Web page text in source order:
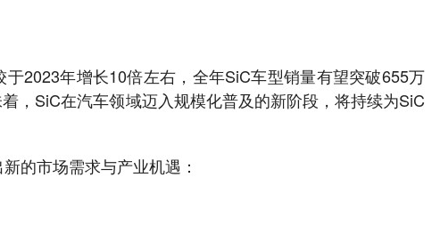
2023年增长10倍左右，全年SiC车型销量有望突破655万
，SiC在汽车领域迈入规模化普及的新阶段，将持续为SiC
的市场需求与产业机遇：